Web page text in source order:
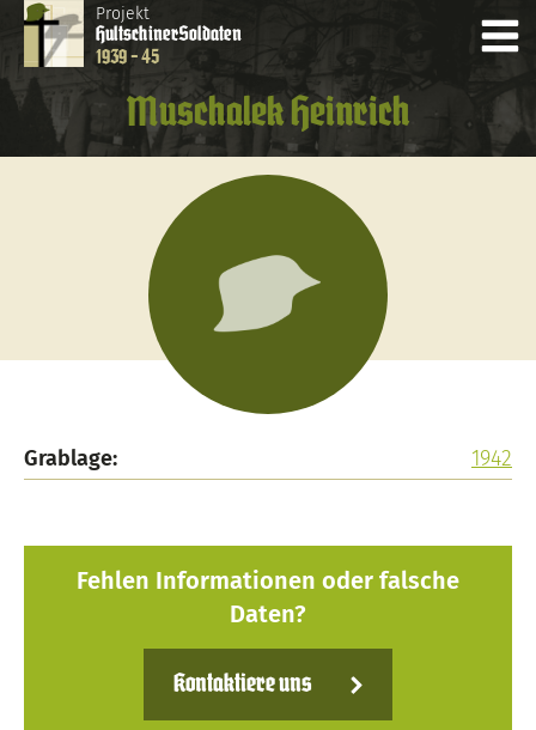
Projekt
HultschinerSoldaten
1939 - 45
Muschalek Heinrich
Grablage: 1942
Fehlen Informationen oder falsche
Daten?
Kontaktiere uns